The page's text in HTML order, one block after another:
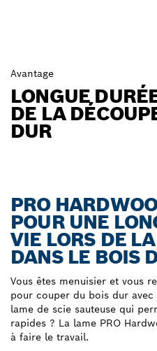
Avantage
LONGUE
DE LA
DUR
PRO
POUR UNE
VIE LORS DE
DANS LE BOIS
Vous êtes menuisier et vous
pour couper du bois dur avec
lame de scie sauteuse qui
rapides ? La lame PRO
à faire le travail.